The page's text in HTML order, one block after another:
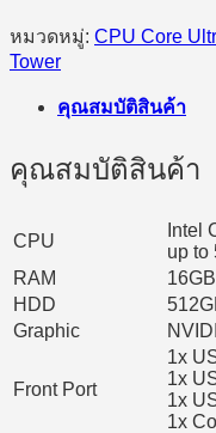
หมวดหมู่: CPU Core
Tower
คุณสมบัติสินค้า
คุณสมบัติสินค้า
CPU
Intel
up to
RAM
HDD
Graphic
Front Port
1x
1x
1x
1x